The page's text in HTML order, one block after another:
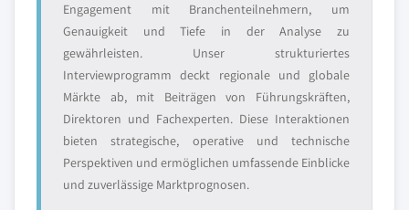
Engagement mit Branchenteilnehmern, um
Genauigkeit und Tiefe in der Analyse zu
gewährleisten. Unser strukturiertes
Interviewprogramm deckt regionale und globale
Märkte ab, mit Beiträgen von Führungskräften,
Direktoren und Fachexperten. Diese Interaktionen
bieten strategische, operative und technische
Perspektiven und ermöglichen umfassende Einblicke
und zuverlässige Marktprognosen.